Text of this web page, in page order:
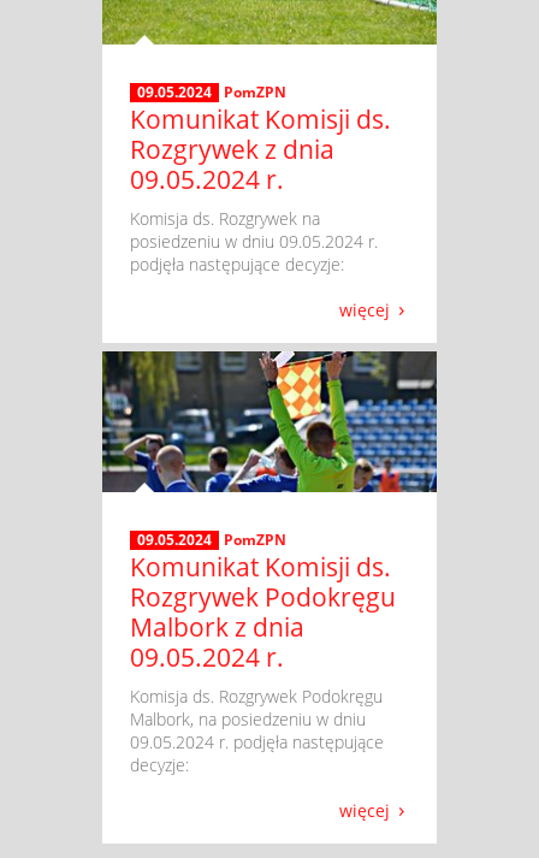
09.05.2024 PomZPN
Komunikat Komisji ds.
Rozgrywek z dnia
09.05.2024 r.
​ Komisja ds. Rozgrywek na
posiedzeniu w dniu 09.05.2024 r.
podjęła następujące decyzje:
więcej
09.05.2024 PomZPN
Komunikat Komisji ds.
Rozgrywek Podokręgu
Malbork z dnia
09.05.2024 r.
​ Komisja ds. Rozgrywek Podokręgu
Malbork, na posiedzeniu w dniu
09.05.2024 r. podjęła następujące
decyzje:
więcej